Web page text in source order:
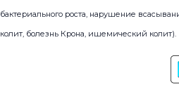
бактериального роста, нарушение
колит, болезнь Крона, ишемический колит).